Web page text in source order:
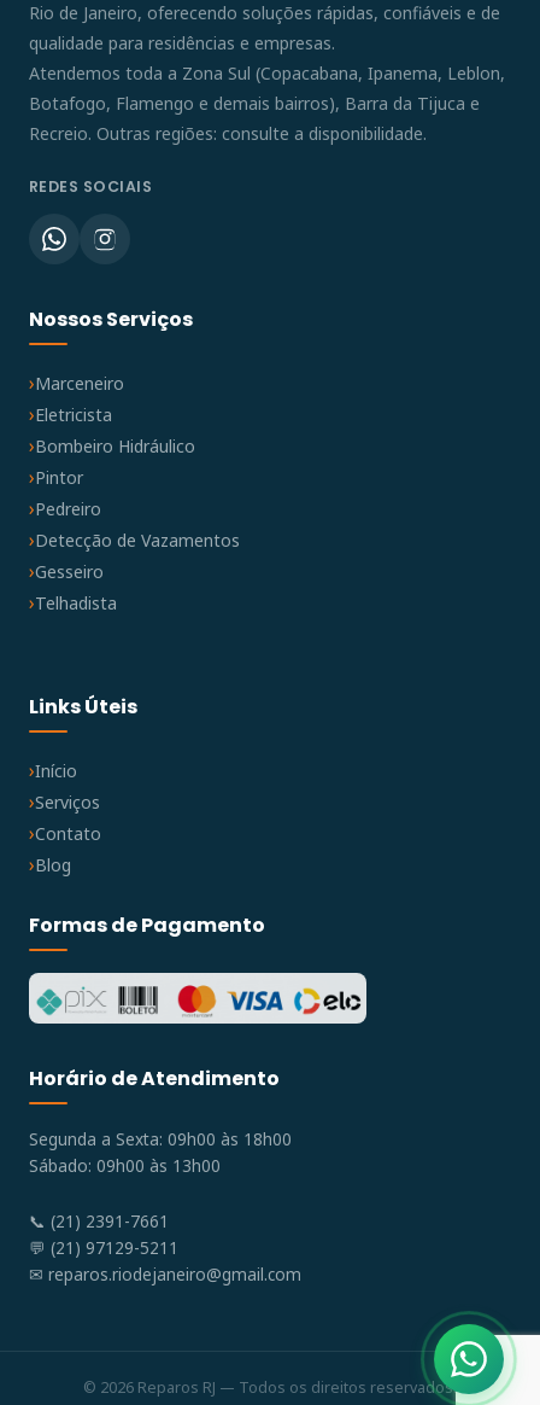
Rio de Janeiro, oferecendo soluções rápidas, confiáveis e de
qualidade para residências e empresas.
Atendemos toda a Zona Sul (Copacabana, Ipanema, Leblon,
Botafogo, Flamengo e demais bairros), Barra da Tijuca e
Recreio. Outras regiões: consulte a disponibilidade.
REDES SOCIAIS
Nossos Serviços
Marceneiro
Eletricista
Bombeiro Hidráulico
Pintor
Pedreiro
Detecção de Vazamentos
Gesseiro
Telhadista
Links Úteis
Início
Serviços
Contato
Blog
Formas de Pagamento
Horário de Atendimento
Segunda a Sexta: 09h00 às 18h00
Sábado: 09h00 às 13h00
📞 (21) 2391-7661
💬 (21) 97129-5211
✉ reparos.riodejaneiro@gmail.com
© 2026 Reparos RJ — Todos os direitos reservados.